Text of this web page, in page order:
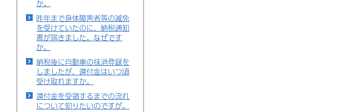
か。
昨年まで身体障害者等の減免
を受けていたのに、納税通知
書が届きました。なぜです
か。
納税後に自動車の抹消登録を
しましたが、還付金はいつ頃
受け取れますか。
還付金を受領するまでの流れ
について知りたいのですが。